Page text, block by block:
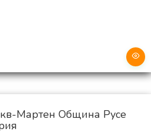
Мартен Община Русе